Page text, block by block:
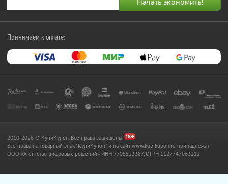
Принимаем к оплате:
2010-2026 © КупиКупон. Все права защищены.
Все права на товарный знак "КупиКупон" и на сайт www.kupikupon.ru принадлежат
OOO «Агентство цифровых решений» ИНН 7705523387, ОГРН 1127747063212